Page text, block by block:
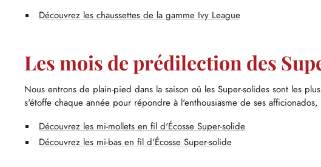
Découvrez les chaussettes de la gamme Ivy League
Les mois de prédilection des
Nous entrons de plain-pied dans la saison où les Super-solides sont les
s'étoffe chaque année pour répondre à l'enthousiasme de ses
Découvrez les mi-mollets en fil d'Écosse Super-solide
Découvrez les mi-bas en fil d'Écosse Super-solide